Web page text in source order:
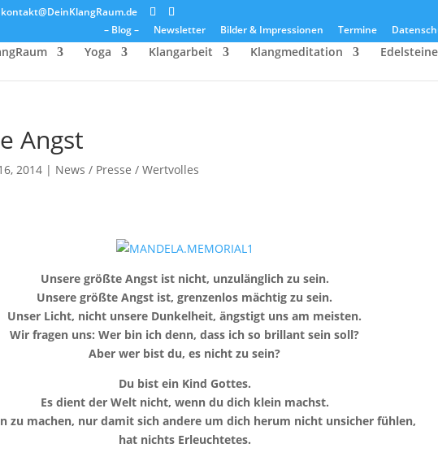
kontakt@DeinKlangRaum.de
– Blog –
Newsletter Bilder & Impressionen Termine
Yoga Klangarbeit Klangmeditation
Angst
2014 | News / Presse / Wertvolles
Unsere größte Angst ist nicht, unzulänglich zu sein.
Unsere größte Angst ist, grenzenlos mächtig zu sein.
Unser Licht, nicht unsere Dunkelheit, ängstigt uns am meisten.
Wir fragen uns: Wer bin ich denn, dass ich so brillant sein soll?
Aber wer bist du, es nicht zu sein?
Du bist ein Kind Gottes.
Es dient der Welt nicht, wenn du dich klein machst.
zu machen, nur damit sich andere um dich herum nicht unsicher fühlen,
hat nichts Erleuchtetes.